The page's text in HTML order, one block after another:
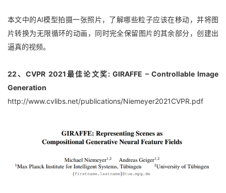
本文中的AI模型拍摄一张照片，了解哪些粒子应该在移动，并将图
片转换为无限循环的动画，同时完全保留图片的其余部分，创建出
逼真的视频。
22、CVPR 2021最佳论文奖: GIRAFFE – Controllable Image
Generation
http://www.cvlibs.net/publications/Niemeyer2021CVPR.pdf